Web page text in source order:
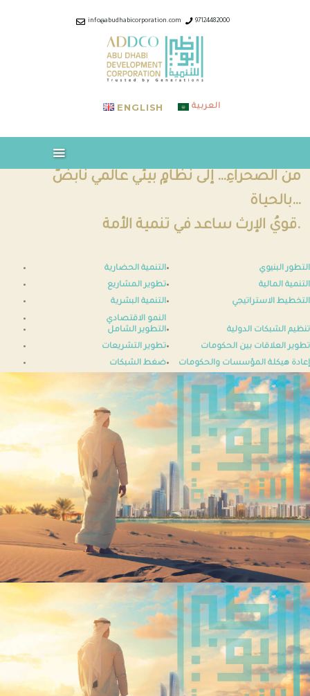
info@abudhabicorporation.com 97124482000
ENGLISH العربية
ABUDHABI CORPORATION –
ADDCO
Trusted by Generations
INDUSTRIES & COMPANIES
من الصحراءِ… إلى نظامٍ بيئي عالمي نابضٌ
بالحياة…
قويُ الإرث ساعد في تنمية الأمة.
التنمية الحضارية
تطوير المشاريع
التنمية البشرية
النمو الاقتصادي
التطور البنيوي
التنمية المالية
التخطيط الاستراتيجي
التطوير الشامل
تطوير التشريعات
ضغط الشبكات
تنظيم الشبكات الدولية
تطوير العلاقات بين الحكومات
إعادة هيكلة المؤسسات والحكومات